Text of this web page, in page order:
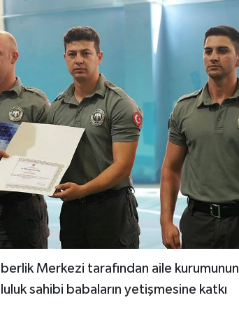
Merkezi tarafından aile kurumunun
sahibi babaların yetişmesine katkı